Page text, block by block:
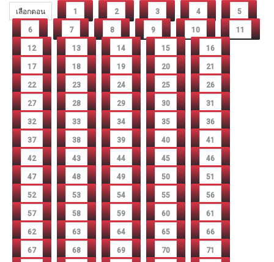
เลือกตอน 1 2 3 4 5
6 7 8 9 10 11
12 13 14 15 16
17 18 19 20 21
22 23 24 25 26
27 28 29 30 31
32 33 34 35 36
37 38 39 40 41
42 43 44 45 46
47 48 49 50 51
52 53 54 55 56
57 58 59 60 61
62 63 64 65 66
67 68 69 70 71